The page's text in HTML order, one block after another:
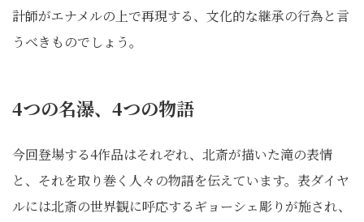
計師がエナメルの上で再現する、文化的な継承の行為と言
うべきものでしょう。
4つの名瀑、4つの物語
今回登場する4作品はそれぞれ、北斎が描いた滝の表情
と、それを取り巻く人々の物語を伝えています。表ダイヤ
ルには北斎の世界観に呼応するギョーシェ彫りが施され、